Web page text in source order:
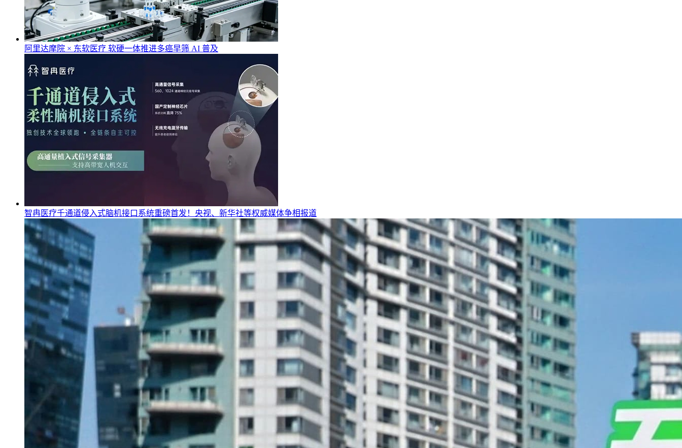
阿里达摩院 × 东软医疗 软硬一体推进多癌早筛 AI 普及
智冉医疗千通道侵入式脑机接口系统重磅首发！央视、新华社等权威媒体争相报道